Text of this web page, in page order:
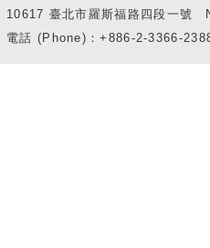
10617 臺北市羅斯福路四段一
電話 (Phone)：+886-2-3366-